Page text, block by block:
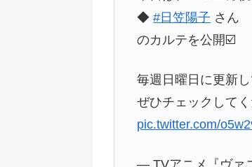
◆#日笠陽子 さん
のカルテを公開☑️
毎週日曜日に更新
ぜひチェックして
pic.twitter.com/